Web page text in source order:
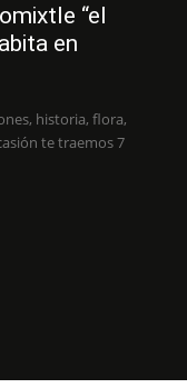
“el
en
historia, flora,
te traemos 7